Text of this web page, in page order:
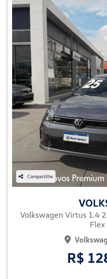
Compartilhe
Volkswagen Virtus 1.4
R$